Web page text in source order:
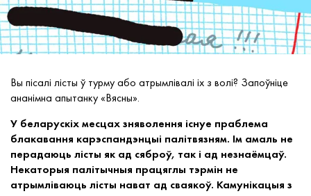
Вы пісалі лісты ў турму або атрымлівалі іх з волі? Запоўніце
ананімна апытанку «Вясны».
У беларускіх месцах зняволення існуе праблема
блакавання карэспандэнцыі палітвязням. Ім амаль не
перадаюць лісты як ад сяброў, так і ад незнаёмцаў.
Некаторыя палітычныя працяглы тэрмін не
атрымліваюць лісты нават ад сваякоў. Камунікацыя з